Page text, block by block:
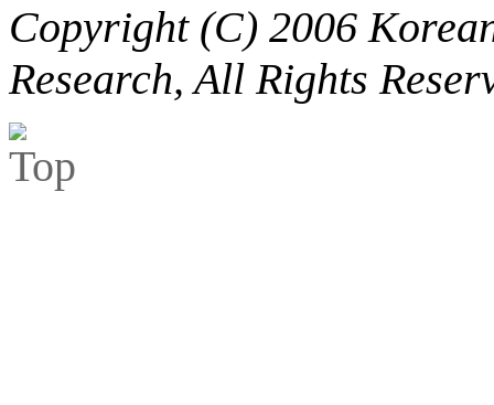
Copyright (C) 2006
Research, All Rights